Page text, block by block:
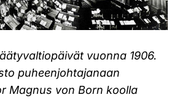
vuonna 1906.
puheenjohtajanaan
Magnus von Born koolla